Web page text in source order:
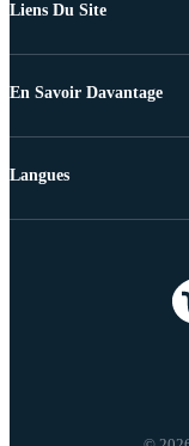
Liens Du Site
En Savoir Davantage
Langues